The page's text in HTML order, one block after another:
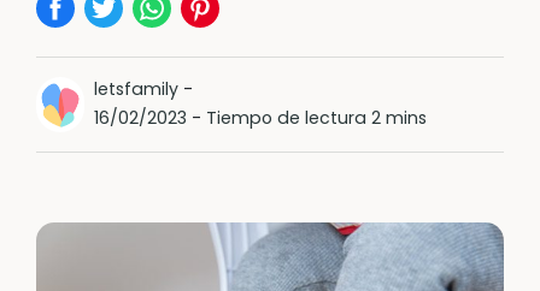
letsfamily -
16/02/2023 - Tiempo de lectura 2 mins